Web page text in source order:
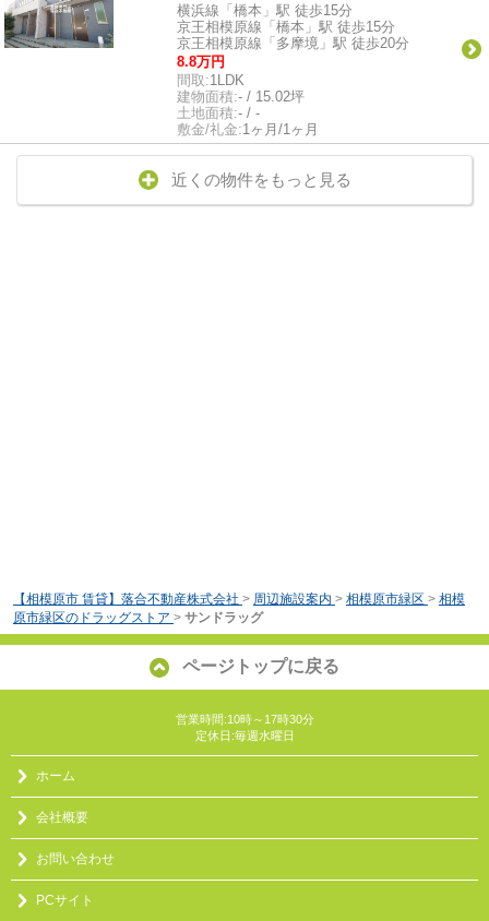
横浜線「橋本」駅 徒歩15分
京王相模原線「橋本」駅 徒歩15分
京王相模原線「多摩境」駅 徒歩20分
8.8万円
間取:1LDK
建物面積:- / 15.02坪
土地面積:- / -
敷金/礼金:1ヶ月/1ヶ月
近くの物件をもっと見る
【相模原市 賃貸】落合不動産株式会社 > 周辺施設案内 > 相模原市緑区 > 相模
原市緑区のドラッグストア > サンドラッグ
ページトップに戻る
営業時間:10時～17時30分
定休日:毎週水曜日
ホーム
会社概要
お問い合わせ
PCサイト